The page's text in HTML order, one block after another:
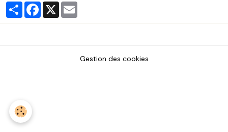
PartagerFacebook
X
Gestion des cookies